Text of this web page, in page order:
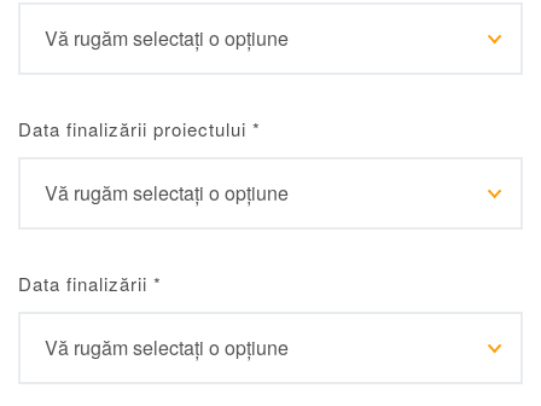
Data finalizării proiectului *
Data finalizării *